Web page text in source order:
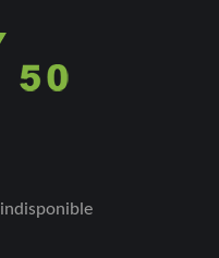
indisponible